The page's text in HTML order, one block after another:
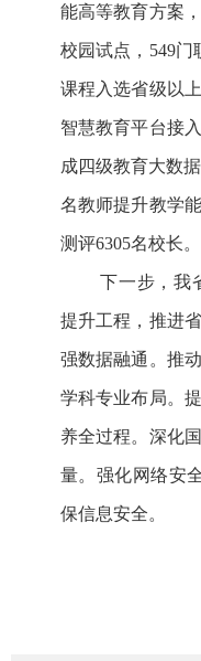
能高等教育方案
校园试点，549门
课程入选省级以
智慧教育平台接
成四级教育大数
名教师提升教学
测评6305名校长。
下一步，我
提升工程，推进
强数据融通。推
学科专业布局。
养全过程。深化
量。强化网络安
保信息安全。